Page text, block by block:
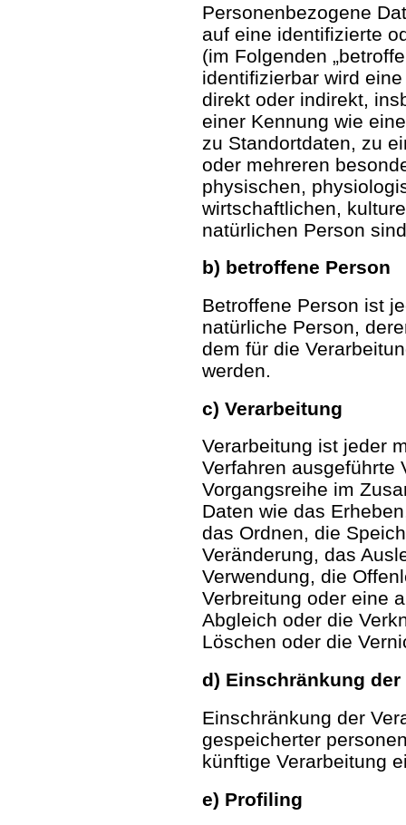
Personenbezogene
auf eine identifizierte
(im Folgenden
identifizierbar wird
direkt oder indirekt,
einer Kennung wie
zu Standortdaten, zu
oder mehreren
physischen,
wirtschaftlichen,
natürlichen Person
b) betroffene Person
Betroffene Person ist
natürliche Person,
dem für die
werden.
c) Verarbeitung
Verarbeitung ist jeder
Verfahren ausgeführte
Vorgangsreihe im
Daten wie das
das Ordnen, die
Veränderung, das
Verwendung, die
Verbreitung oder eine
Abgleich oder die
Löschen oder die
d) Einschränkung der
Einschränkung der
gespeicherter
künftige Verarbeitung
e) Profiling